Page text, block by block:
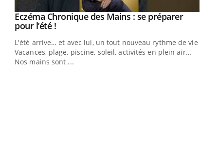
Youtube
Eczéma Chronique des Mains : se préparer
pour l’été !Youtube
L'été arrive… et avec lui, un tout nouveau rythme de vie !
Vacances, plage, piscine, soleil, activités en plein air…
Nos mains sont ...